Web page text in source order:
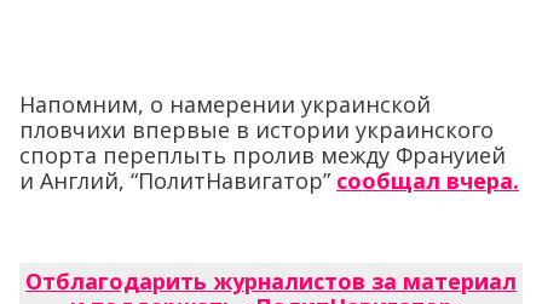
Напомним, о намерении украинской
пловчихи впервые в истории украинского
спорта переплыть пролив между Франуией
и Англий, “ПолитНавигатор” сообщал вчера.
Отблагодарить журналистов за материал